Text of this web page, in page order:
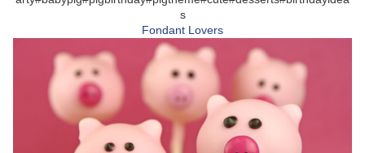
Fondant Lovers